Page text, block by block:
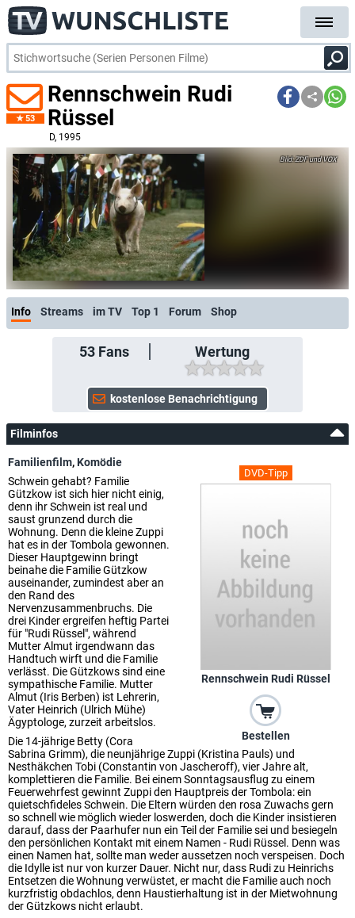
53
Rennschwein Rudi
Rüssel
D, 1995
ZDF und VOX
Info Streams im TV Top 1 Forum Shop
53Fans Wertung
Filminfos
DVD-Tipp
Rennschwein Rudi Rüssel
Bestellen
Familienfilm,Komödie
Schwein gehabt? Familie
Gützkow ist sich hier nicht einig,
denn ihr Schwein ist real und
saust grunzend durch die
Wohnung. Denn die kleine Zuppi
hat es in der Tombola gewonnen.
Dieser Hauptgewinn bringt
beinahe die Familie Gützkow
auseinander, zumindest aber an
den Rand des
Nervenzusammenbruchs. Die
drei Kinder ergreifen heftig Partei
für "Rudi Rüssel", während
Mutter Almut irgendwann das
Handtuch wirft und die Familie
verlässt. Die Gützkows sind eine
sympathische Familie. Mutter
Almut (Iris Berben) ist Lehrerin,
Vater Heinrich (Ulrich Mühe)
Ägyptologe, zurzeit arbeitslos.
Die 14-jährige Betty (Cora
Sabrina Grimm), die neunjährige Zuppi (Kristina Pauls) und
Nesthäkchen Tobi (Constantin von Jascheroff), vier Jahre alt,
komplettieren die Familie. Bei einem Sonntagsausflug zu einem
Feuerwehrfest gewinnt Zuppi den Hauptpreis der Tombola: ein
quietschfideles Schwein. Die Eltern würden den rosa Zuwachs gern
so schnell wie möglich wieder loswerden, doch die Kinder insistieren
darauf, dass der Paarhufer nun ein Teil der Familie sei und besiegeln
den persönlichen Kontakt mit einem Namen - Rudi Rüssel. Denn was
einen Namen hat, sollte man weder aussetzen noch verspeisen. Doch
die Idylle ist nur von kurzer Dauer. Nicht nur, dass Rudi zu Heinrichs
Entsetzen die Wohnung verwüstet, er macht die Familie auch noch
kurzfristig obdachlos, denn Haustierhaltung ist in der Mietwohnung
der Gützkows nicht erlaubt.